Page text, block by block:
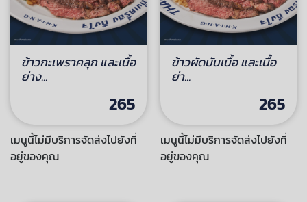
ข้าวกะเพราคลุก และเนื้อ
ย่าง...
265
เมนูนี้ไม่มีบริการจัดส่งไปยังที่
อยู่ของคุณ
ข้าวผัดมันเนื้อ และเนื้อ
ย่า...
265
เมนูนี้ไม่มีบริการจัดส่งไปยังที่
อยู่ของคุณ